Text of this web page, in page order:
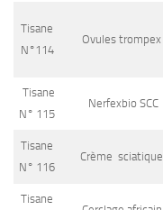
Tisane
N°114
Ovules trompex
Tisane
N° 115
Nerfexbio SCC
Tisane
N° 116
Crème sciatique
Tisane